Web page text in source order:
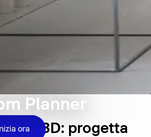
Planner
Inizia ora
3D: progetta